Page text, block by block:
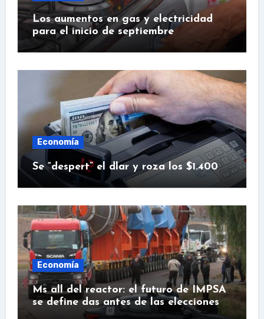
Los aumentos en gas y electricidad
para el inicio de septiembre
Economía
Se “despert” el dlar y roza los $1.400
Economía
Ms all del reactor: el futuro de IMPSA
se define das antes de las elecciones